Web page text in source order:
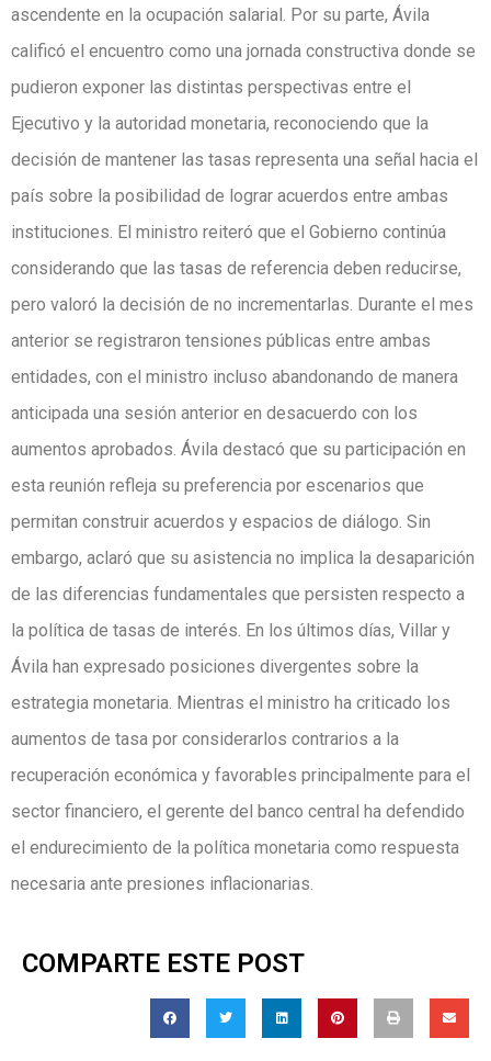
ascendente en la ocupación salarial. Por su parte, Ávila
calificó el encuentro como una jornada constructiva donde se
pudieron exponer las distintas perspectivas entre el
Ejecutivo y la autoridad monetaria, reconociendo que la
decisión de mantener las tasas representa una señal hacia el
país sobre la posibilidad de lograr acuerdos entre ambas
instituciones. El ministro reiteró que el Gobierno continúa
considerando que las tasas de referencia deben reducirse,
pero valoró la decisión de no incrementarlas. Durante el mes
anterior se registraron tensiones públicas entre ambas
entidades, con el ministro incluso abandonando de manera
anticipada una sesión anterior en desacuerdo con los
aumentos aprobados. Ávila destacó que su participación en
esta reunión refleja su preferencia por escenarios que
permitan construir acuerdos y espacios de diálogo. Sin
embargo, aclaró que su asistencia no implica la desaparición
de las diferencias fundamentales que persisten respecto a
la política de tasas de interés. En los últimos días, Villar y
Ávila han expresado posiciones divergentes sobre la
estrategia monetaria. Mientras el ministro ha criticado los
aumentos de tasa por considerarlos contrarios a la
recuperación económica y favorables principalmente para el
sector financiero, el gerente del banco central ha defendido
el endurecimiento de la política monetaria como respuesta
necesaria ante presiones inflacionarias.
COMPARTE ESTE POST